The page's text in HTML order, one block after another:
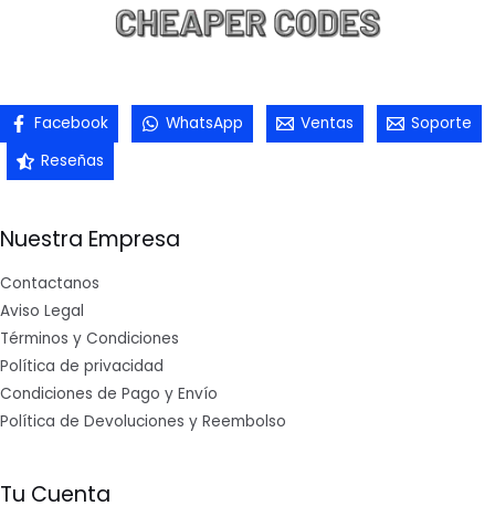
Facebook WhatsApp Ventas
Soporte
Reseñas
Nuestra Empresa
Contactanos
Aviso Legal
Términos y Condiciones
Política de privacidad
Condiciones de Pago y Envío
Política de Devoluciones y Reembolso
Tu Cuenta